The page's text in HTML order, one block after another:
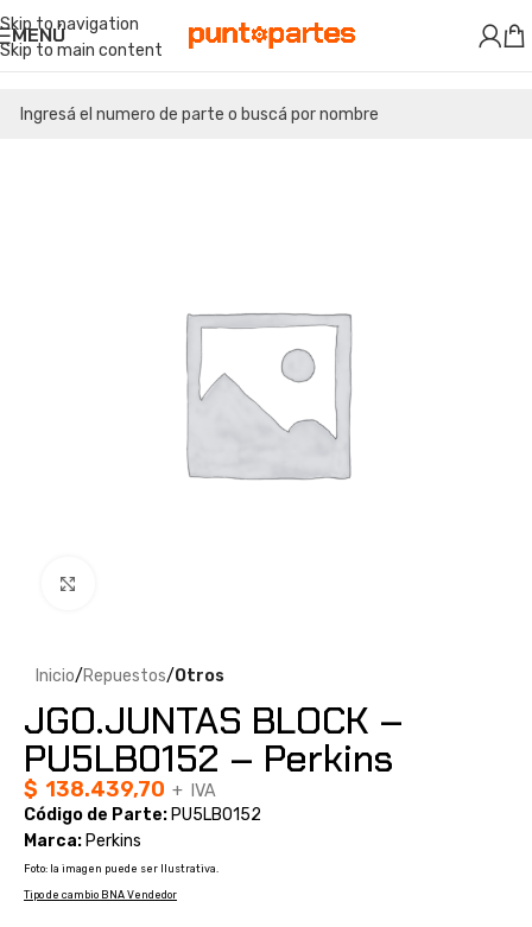
Skip to navigation
Skip to main content
MENÚ
Inicio Repuestos Otros
JGO.JUNTAS BLOCK –
PU5LB0152 – Perkins
$ 138.439,70 + IVA
Código de Parte: PU5LB0152
Marca: Perkins
Foto: la imagen puede ser Ilustrativa.
Tipo de cambio BNA Vendedor